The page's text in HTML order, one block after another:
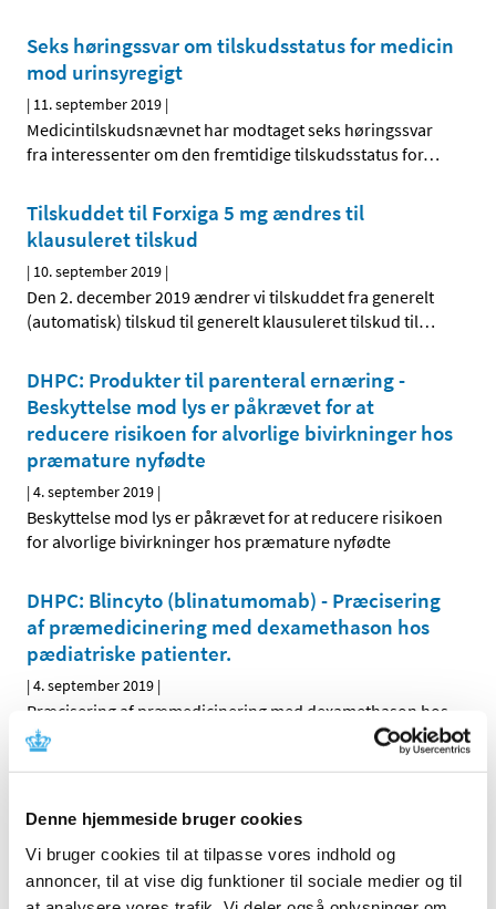
Denne hjemmeside bruger cookies
Vi bruger cookies til at tilpasse vores indhold og
annoncer, til at vise dig funktioner til sociale medier og til
Seks høringssvar om tilskudsstatus for medicin
mod urinsyregigt
| 11. september 2019 |
Medicintilskudsnævnet har modtaget seks høringssvar
fra interessenter om den fremtidige tilskudsstatus for…
Tilskuddet til Forxiga 5 mg ændres til
klausuleret tilskud
| 10. september 2019 |
Den 2. december 2019 ændrer vi tilskuddet fra generelt
(automatisk) tilskud til generelt klausuleret tilskud til…
DHPC: Produkter til parenteral ernæring -
Beskyttelse mod lys er påkrævet for at
reducere risikoen for alvorlige bivirkninger hos
præmature nyfødte
|4. september 2019 |
Beskyttelse mod lys er påkrævet for at reducere risikoen
for alvorlige bivirkninger hos præmature nyfødte
DHPC: Blincyto (blinatumomab) - Præcisering
af præmedicinering med dexamethason hos
pædiatriske patienter.
|4. september 2019 |
Præcisering af præmedicinering med dexamethason hos
pædiatriske patienter.
|4. september 2019|
Ny kontraindikation til gravide og fertile kvinder, der ikke
anvender effektiv kontraception.